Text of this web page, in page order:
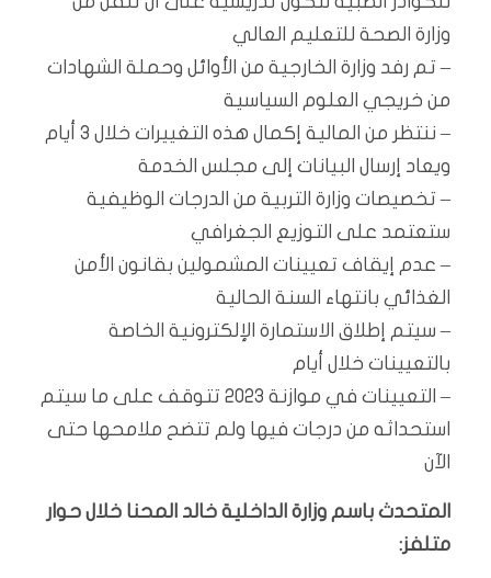
وزارة الصحة للتعليم العالي
– تم رفد وزارة الخارجية من الأوائل وحملة الشهادات
من خريجي العلوم السياسية
– ننتظر من المالية إكمال هذه التغييرات خلال 3 أيام
ويعاد إرسال البيانات إلى مجلس الخدمة
– تخصيصات وزارة التربية من الدرجات الوظيفية
ستعتمد على التوزيع الجغرافي
– عدم إيقاف تعيينات المشمولين بقانون الأمن
الغذائي بانتهاء السنة الحالية
– سيتم إطلاق الاستمارة الإلكترونية الخاصة
بالتعيينات خلال أيام
– التعيينات في موازنة 2023 تتوقف على ما سيتم
استحداثه من درجات فيها ولم تتضح ملامحها حتى
الآن
المتحدث باسم وزارة الداخلية خالد المحنا خلال حوار
متلفز: